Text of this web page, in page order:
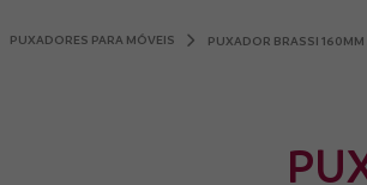
PUXADORES PARA MÓVEIS PUXADOR BRASSI